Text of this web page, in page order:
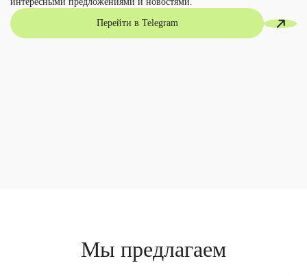
Перейти в Telegram
Мы предлагаем